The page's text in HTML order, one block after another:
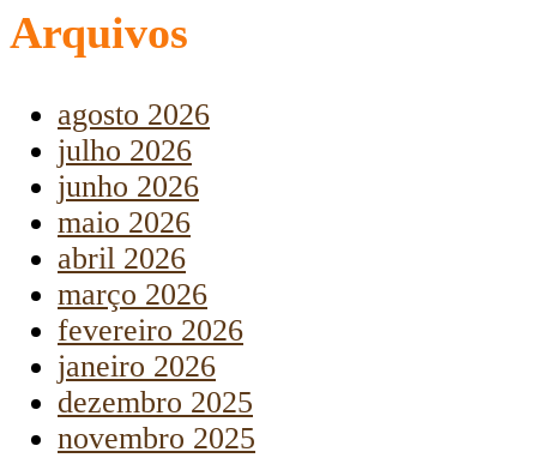
Arquivos
agosto 2026
julho 2026
junho 2026
maio 2026
abril 2026
março 2026
fevereiro 2026
janeiro 2026
dezembro 2025
novembro 2025